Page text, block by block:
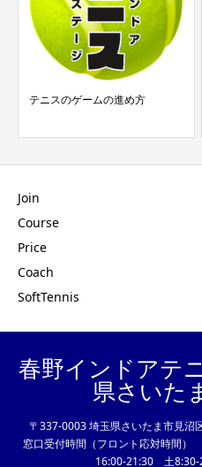
テニスのゲームの進め方
Join
Course
Price
Coach
SoftTennis
春野インドアテ
県さいた
〒337-0003 埼玉県さいたま市見
窓口受付時間（フロント応対時間
16:00-21:30 土